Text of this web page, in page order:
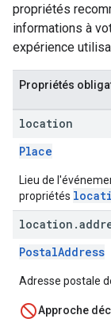
propriétés
informations à
expérience
Propriétés
location
Place
Lieu de
propriétés
location .
PostalAddress
Adresse postale
Approche